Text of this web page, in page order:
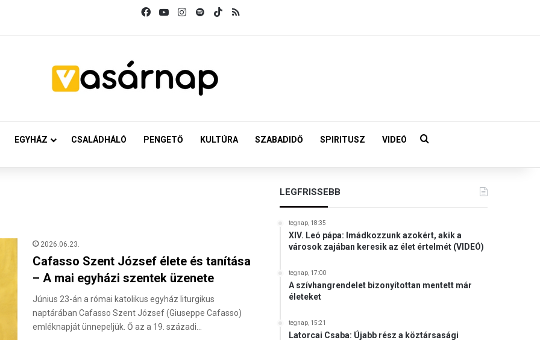
FacebookYouTubeInstagram
SpotifyTikTok
EGYHÁZ CSALÁDHÁLÓ PENGETŐ KULTÚRA SZABADIDŐ SPIRITUSZ VIDEÓ Keresés:
2026.06.23.
Cafasso Szent József élete és tanítása
– A mai egyházi szentek üzenete
Június 23-án a római katolikus egyház liturgikus
naptárában Cafasso Szent József (Giuseppe Cafasso)
emléknapját ünnepeljük. Ő az a 19. századi…
LEGFRISSEBB
tegnap, 18:35
XIV. Leó pápa: Imádkozzunk azokért, akik a
városok zajában keresik az élet értelmét (VIDEÓ)
tegnap, 17:00
A szívhangrendelet bizonyítottan mentett már
életeket
tegnap, 15:21
Latorcai Csaba: Újabb rész a köztársasági